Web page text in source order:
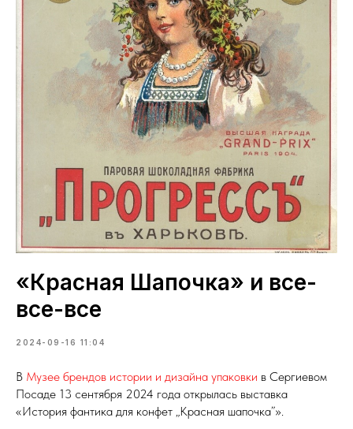
«Красная Шапочка» и все-
все-все
2024-09-16 11:04
В Музее брендов истории и дизайна упаковки в Сергиевом
Посаде 13 сентября 2024 года открылась выставка
«История фантика для конфет „Красная шапочка”».